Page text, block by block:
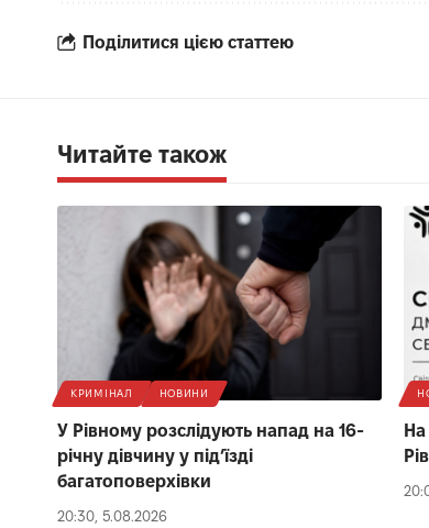
Поділитися цією статтею
Читайте також
КРИМІНАЛ НОВИНИ
У Рівному розслідують напад на 16-
річну дівчину у під’їзді
багатоповерхівки
20:30, 5.08.2026
На